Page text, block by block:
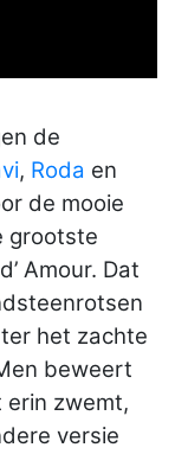
de
, Roda en
de mooie
grootste
Amour. Dat
het zachte
beweert
zwemt,
versie